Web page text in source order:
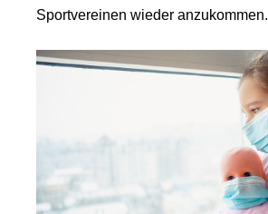
Sportvereinen wieder anzukommen.